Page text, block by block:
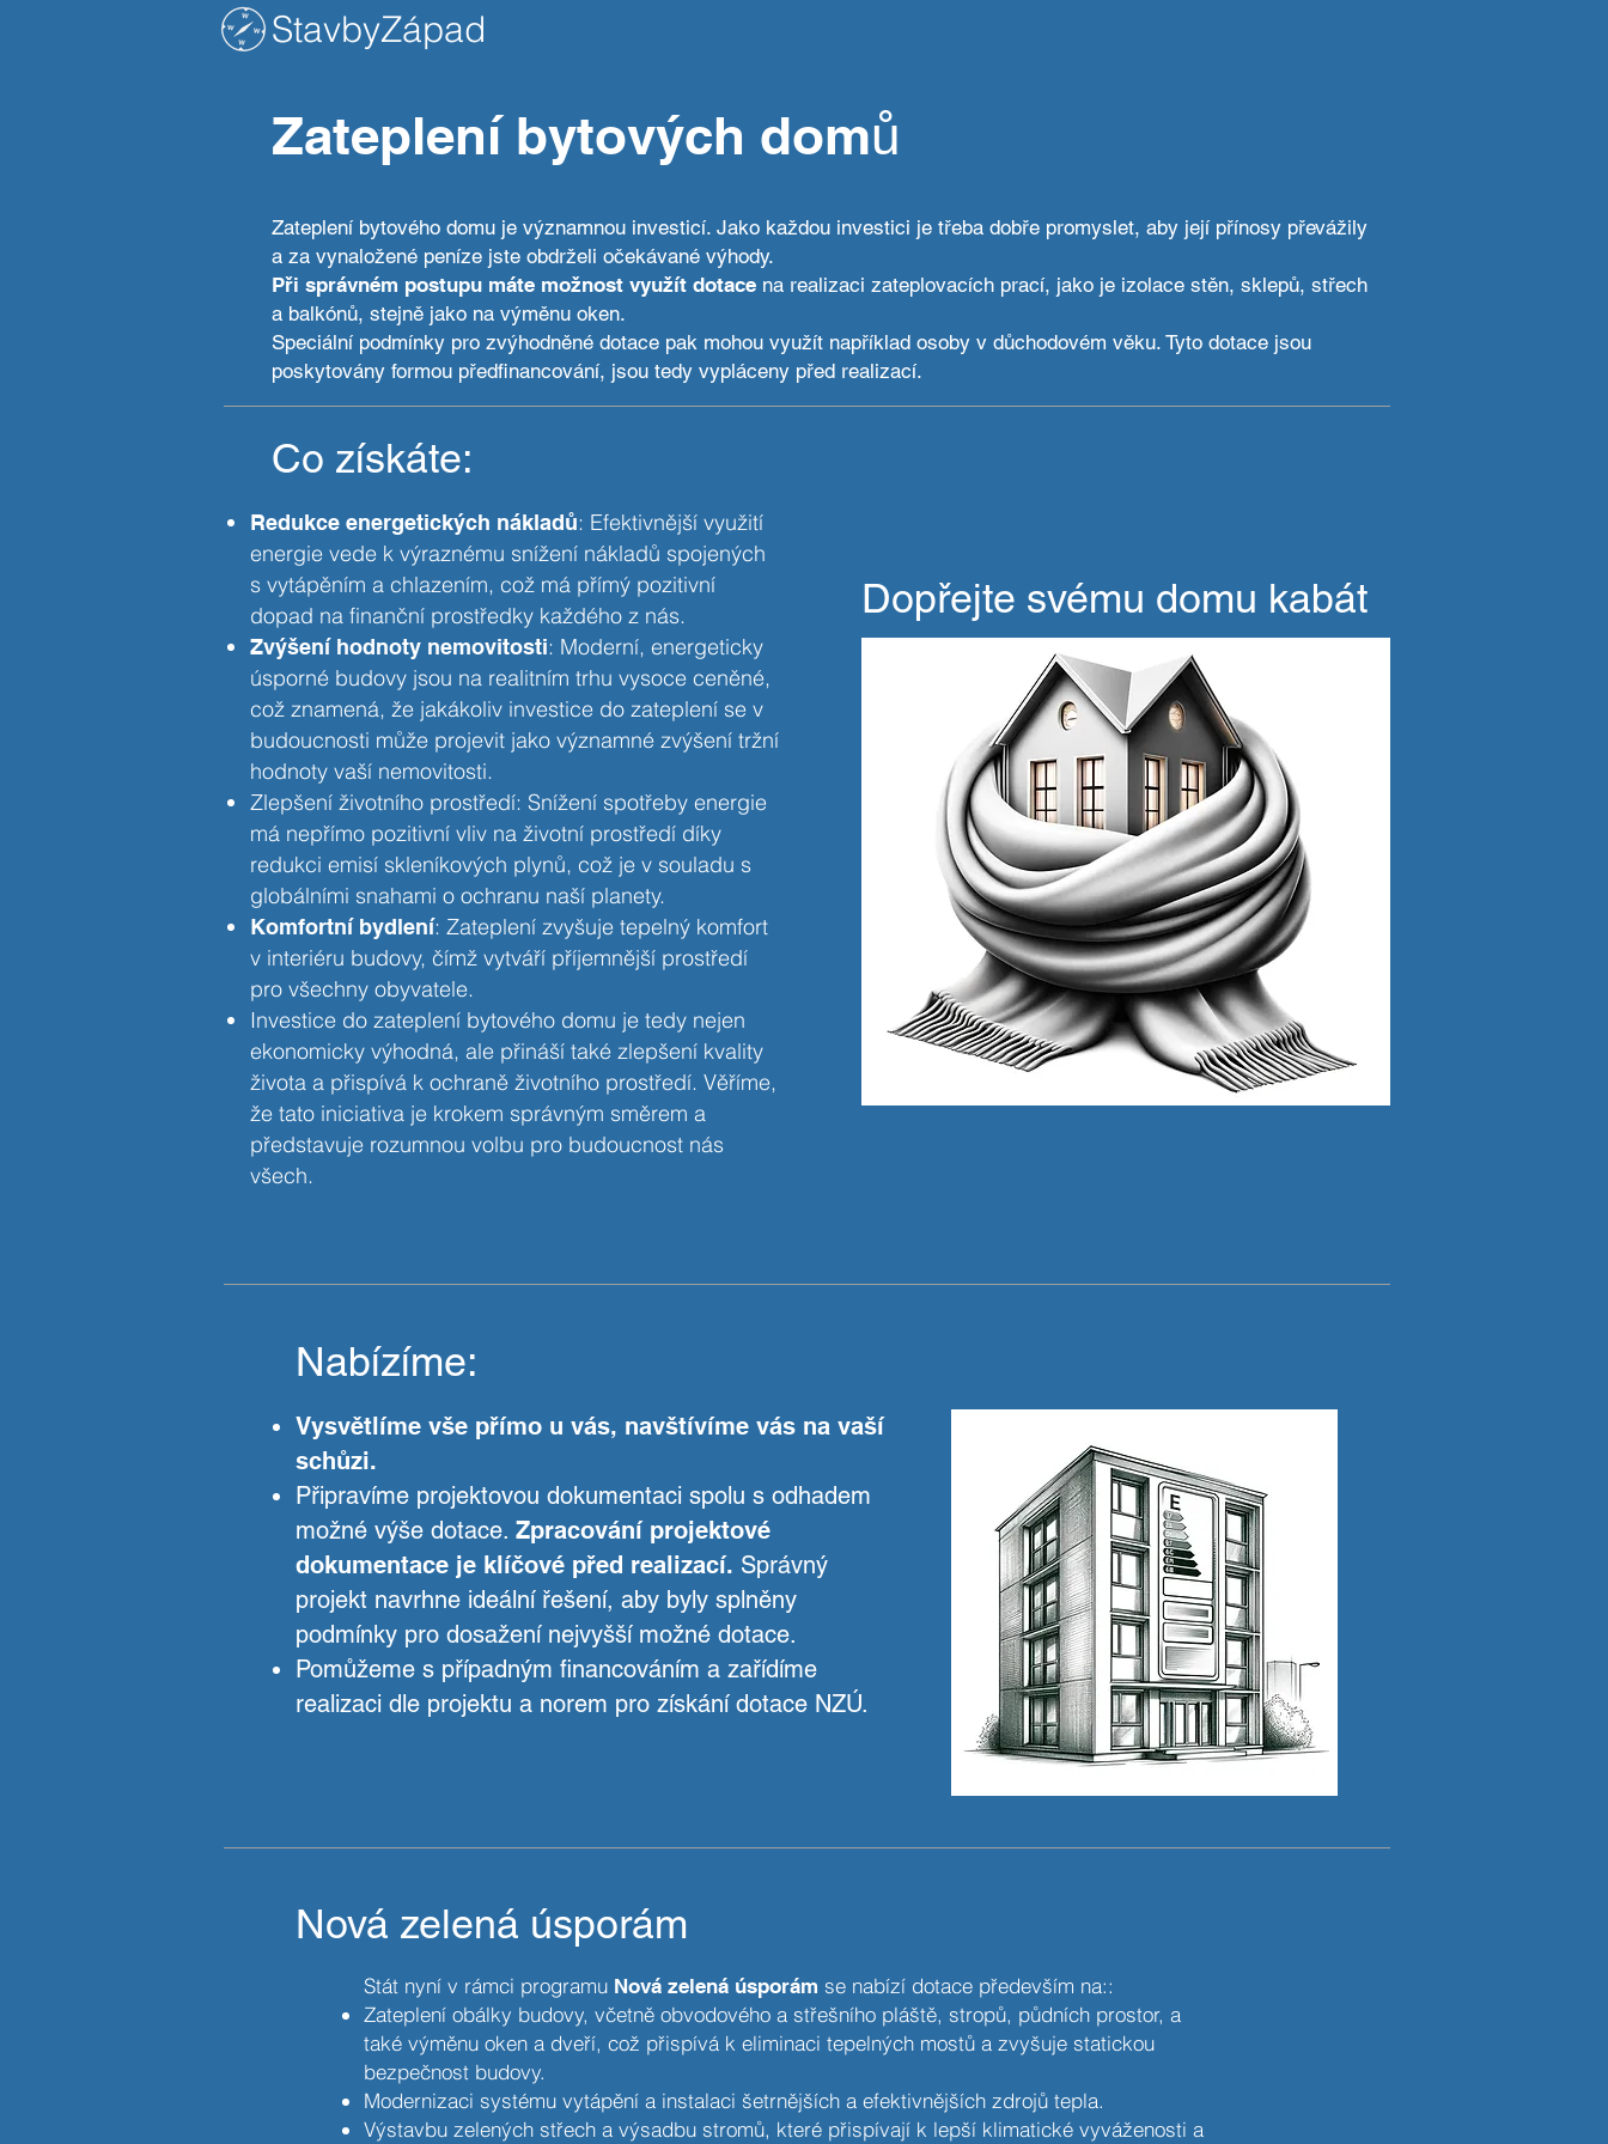
StavbyZápad
Zateplení bytových domů
Zateplení bytového domu je významnou investicí. Jako každou investici je třeba dobře promyslet, aby její přínosy převážily
a za vynaložené peníze jste obdrželi očekávané výhody.
Při správném postupu máte možnost využít dotace na realizaci zateplovacích prací, jako je izolace stěn, sklepů, střech
a balkónů, stejně jako na výměnu oken.
Speciální podmínky pro zvýhodněné dotace pak mohou využít například osoby v důchodovém věku. Tyto dotace jsou
poskytovány formou předfinancování, jsou tedy vypláceny před realizací.
Co získáte:
Redukce energetických nákladů: Efektivnější využití
energie vede k výraznému snížení nákladů spojených
s vytápěním a chlazením, což má přímý pozitivní
dopad na finanční prostředky každého z nás.
Zvýšení hodnoty nemovitosti: Moderní, energeticky
úsporné budovy jsou na realitním trhu vysoce ceněné,
což znamená, že jakákoliv investice do zateplení se v
budoucnosti může projevit jako významné zvýšení tržní
hodnoty vaší nemovitosti.
Zlepšení životního prostředí: Snížení spotřeby energie
má nepřímo pozitivní vliv na životní prostředí díky
redukci emisí skleníkových plynů, což je v souladu s
globálními snahami o ochranu naší planety.
Komfortní bydlení: Zateplení zvyšuje tepelný komfort
v interiéru budovy, čímž vytváří příjemnější prostředí
pro všechny obyvatele.
Investice do zateplení bytového domu je tedy nejen
ekonomicky výhodná, ale přináší také zlepšení kvality
života a přispívá k ochraně životního prostředí. Věříme,
že tato iniciativa je krokem správným směrem a
představuje rozumnou volbu pro budoucnost nás
všech.
Dopřejte svému domu kabát
Nabízíme:
Vysvětlíme vše přímo u vás, navštívíme vás na vaší
schůzi.
Připravíme projektovou dokumentaci spolu s odhadem
možné výše dotace. Zpracování projektové
dokumentace je klíčové před realizací. Správný
projekt navrhne ideální řešení, aby byly splněny
podmínky pro dosažení nejvyšší možné dotace.
Pomůžeme s případným financováním a zařídíme
realizaci dle projektu a norem pro získání dotace NZÚ.
Nová zelená úsporám
Stát nyní v rámci programu Nová zelená úsporám se nabízí dotace především na::
Zateplení obálky budovy, včetně obvodového a střešního pláště, stropů, půdních prostor, a
také výměnu oken a dveří, což přispívá k eliminaci tepelných mostů a zvyšuje statickou
bezpečnost budovy.
Modernizaci systému vytápění a instalaci šetrnějších a efektivnějších zdrojů tepla.
Výstavbu zelených střech a výsadbu stromů, které přispívají k lepší klimatické vyváženosti a